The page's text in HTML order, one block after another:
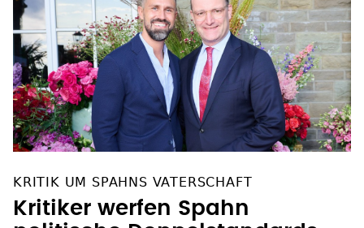
Kritiker werfen Spahn
politische Doppelstandards